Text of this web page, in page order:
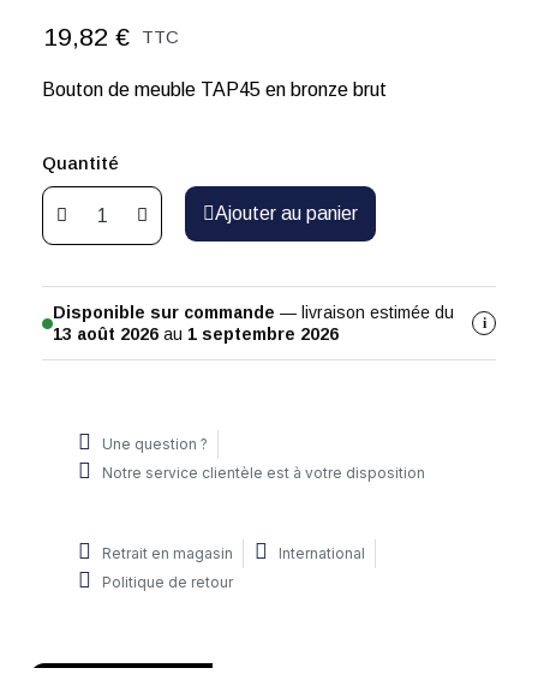
19,82 € TTC
Bouton de meuble TAP45 en bronze brut
Quantité
Ajouter au panier
Disponible sur commande — livraison estimée du
13 août 2026 au 1 septembre 2026
i
Une question ?
Notre service clientèle est à votre disposition
Retrait en magasin
International
Politique de retour